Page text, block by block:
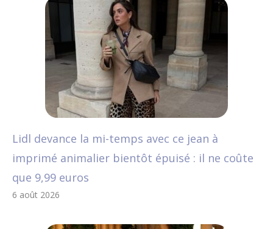
Lidl devance la mi-temps avec ce jean à
imprimé animalier bientôt épuisé : il ne coûte
que 9,99 euros
6 août 2026